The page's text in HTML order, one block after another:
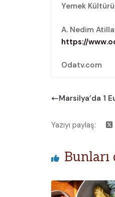
Yemek Kültürü
A. Nedim
https://
Odatv.com
Marsilya’da 1
Yazıyı paylaş:
Bunları